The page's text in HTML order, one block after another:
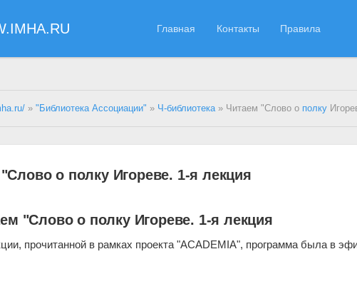
Главная Контакты Правила
»"Библиотека Ассоциации" » Ч-библиотека» Читаем "Слово о полку
о полку Игореве. 1-я лекция
"Слово о полку Игореве. 1-я лекция
прочитанной в рамках проекта "ACADEMIA", программа была в